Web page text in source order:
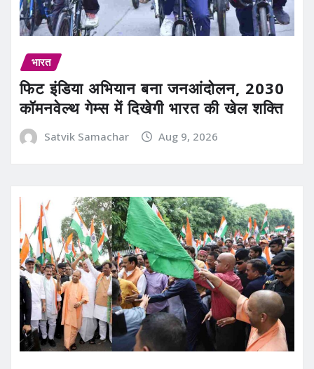
भारत
फिट इंडिया अभियान बना जनआंदोलन, 2030
कॉमनवेल्थ गेम्स में दिखेगी भारत की खेल शक्ति
Satvik Samachar Aug 9, 2026